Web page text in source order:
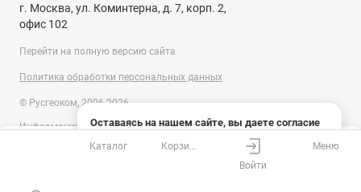
Оставаясь на нашем сайте, вы даете согласие
на использование файлов cookies и сбор данных
системами веб-аналитики
г. Москва, ул. Коминтерна, д. 7, корп. 2,
офис 102
Перейти на полную версию сайта
Политика обработки персональных данных
© Русгеоком, 2006-2026
Информация на сайте носит справочный характер и не является
публичной офертой, определяемой положениями Статьи 437
Гражданского кодекса Российской Федерации. Технические
Каталог
Корзина
Войти
Меню